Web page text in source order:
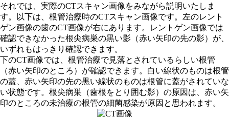
それでは、実際のCTスキャン画像をみながら説明いたしま
す。以下は、根管治療時のCTスキャン画像です。左のレント
ゲン画像の歯のCT画像が右にあります。レントゲン画像では
確認できなかった根尖病巣の黒い影（赤い矢印の先の影）が、
いずれもはっきり確認できます。
下のCT画像では、根管治療で見落とされているらしい根管
（赤い矢印のところ）が確認できます。白い線状のものは根管
の蓋、赤い矢印の先の黒い線状のものは根管に蓋がされていな
い状態です。根尖病巣（歯根をとり囲む影）の原因は、赤い矢
印のところの未治療の根管の細菌感染が原因と思われます。